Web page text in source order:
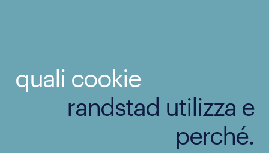
quali cookie
randstad utilizza e
perché.